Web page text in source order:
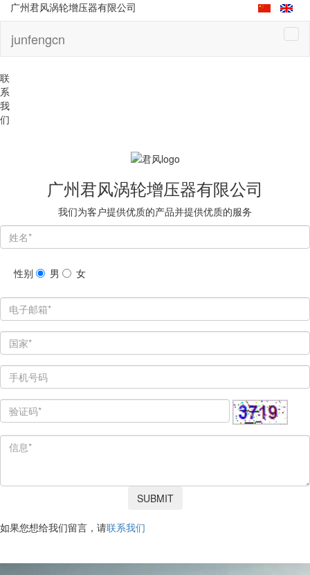
广州君风涡轮增压器有限公司
junfengcn
联
系
我
们
广州君风涡轮增压器有限公司
我们为客户提供优质的产品并提供优质的服务
性别 男 女
SUBMIT
如果您想给我们留言，请联系我们